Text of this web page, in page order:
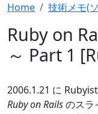
Home 技術メモ(
Ruby on
～ Part 1
2006.1.21 に
Ruby on Railsのスラ